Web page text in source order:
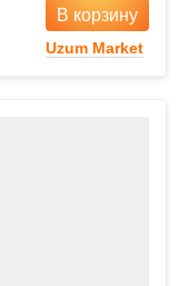
В корзину
Uzum Market